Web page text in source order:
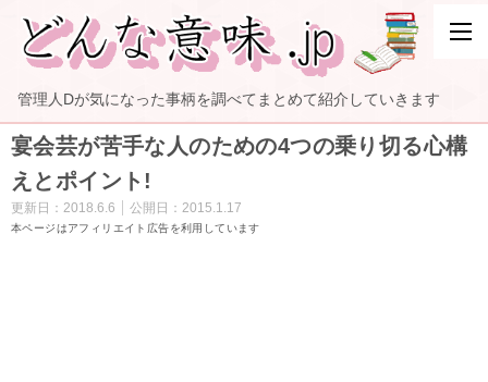
管理人Dが気になった事柄を調べてまとめて紹介していきます
宴会芸が苦手な人のための4つの乗り切る心構
えとポイント!
更新日： 2018.6.6 公開日： 2015.1.17
本ページはアフィリエイト広告を利用しています